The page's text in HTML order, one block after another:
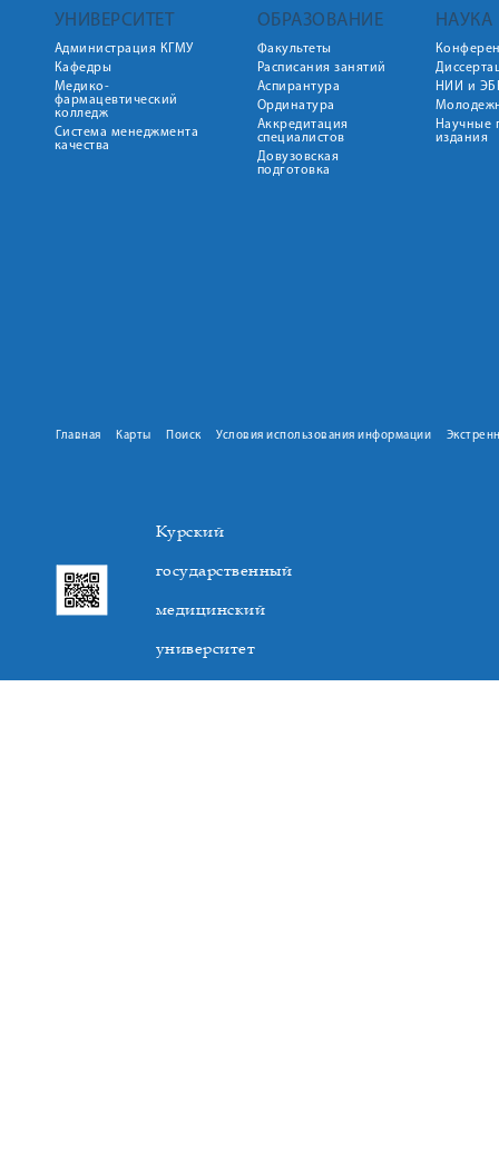
УНИВЕРСИТЕТ
Администрация КГМУ
Кафедры
Медико-
фармацевтический
колледж
Система менеджмента
качества
ОБРАЗОВАНИЕ
Факультеты
Расписания занятий
Аспирантура
Ординатура
Аккредитация
специалистов
Довузовская
подготовка
НАУКА
НИИ и
Научные
издания
Главная Карты Поиск Условия использования информации
Курский
государственный
медицинский
университет